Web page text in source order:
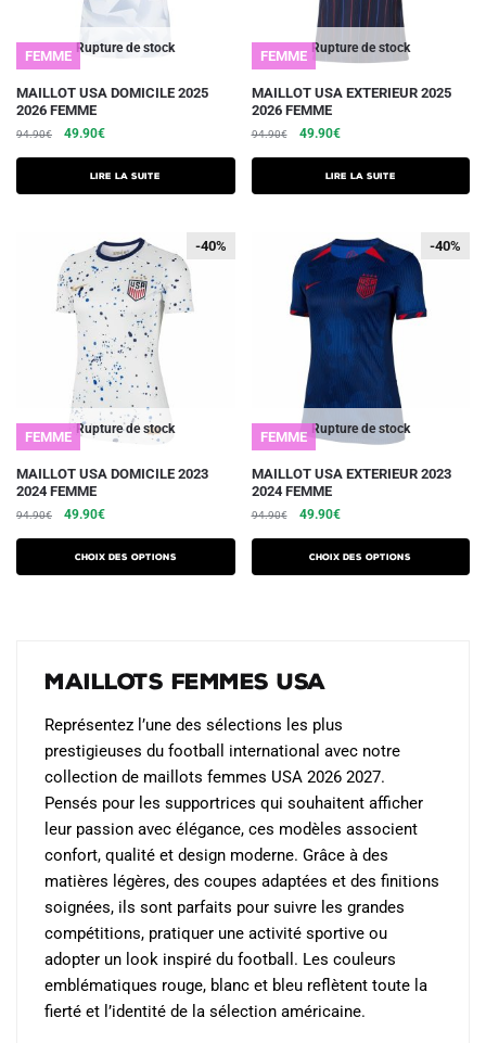
du
produit
du
produit
Rupture de stock
FEMME
MAILLOT USA DOMICILE 2025
2026 FEMME
94.90€
Le
initial
était :
49.90€Le
actuel
est :
Lire la suite
Rupture de stock
FEMME
MAILLOT USA EXTERIEUR 2025
2026 FEMME
94.90€
Le
initial
était :
49.90€Le
actuel
est :
Lire la suite
Rupture de stock
-40%
FEMME
-40%
MAILLOT USA DOMICILE 2023
2024 FEMME
94.90€
Le
initial
était :
49.90€Le
actuel
est :
Choix des options
Ce
produit
a
plusieurs
variations.
page
produit
Rupture de stock
-40%
FEMME
-40%
MAILLOT USA EXTERIEUR 2023
2024 FEMME
94.90€
Le
initial
était :
49.90€Le
actuel
est :
Choix des options
Ce
produit
a
plusieurs
variations.
être
sur
la
page
du
produit
Maillots Femmes USA
Représentez l’une des sélections les plus
prestigieuses du football international avec notre
collection de maillots femmes USA 2026 2027.
Pensés pour les supportrices qui souhaitent afficher
leur passion avec élégance, ces modèles associent
confort, qualité et design moderne. Grâce à des
matières légères, des coupes adaptées et des finitions
soignées, ils sont parfaits pour suivre les grandes
compétitions, pratiquer une activité sportive ou
adopter un look inspiré du football. Les couleurs
emblématiques rouge, blanc et bleu reflètent toute la
fierté et l’identité de la sélection américaine.